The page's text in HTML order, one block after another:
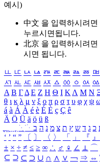
예시)
中文 을 입력하시려면
누르시면됩니다.
北京 을 입력하시려면
시면 됩니다.
ㅥ ㅦ ㅧ ㅨ ㅩ ㅪ ㅫ ㅬ ㅭ ㅮ
ㅺ ㅻ ㅼ ㅽ ㅾ ㅿ ㆀ ㆁ ㆂ ㆃ
Α Β ΓΔ Ε Ζ Η Θ Ι ΚΛ Μ Ν
θ ι κ λ μ ν ξ ο π ρ σ τ υ φ χ ψ
á à Á À é è É È ç Ç ê
Ä Ö Ü ä ö ü ß
ִֶֹ ֻּ ׁׂ כ ג ד ש ץ ת צ מ נ ה ב
‘ ’ “ ” 〔 〕 〈 〉 「 」 『 』
± × ÷ ≠ ≤ ≥ ∞ ∴ ♂ ♀ ∠ ⊥ ⌒
⊆ ⊇ ⊂ ⊃ ∪ ∩ ∧ ∨ ￢ ⇒ ⇔